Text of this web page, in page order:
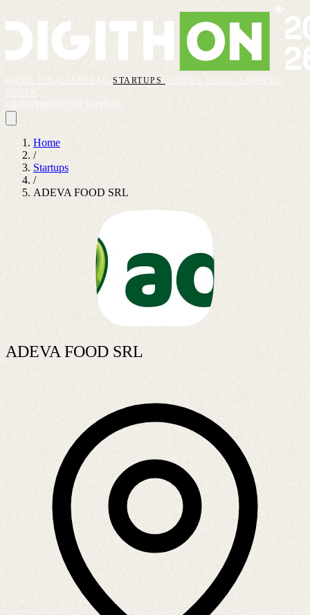
FAQSTARTUPS VIDEOS
REGOLAMENTO
Home
/
Startups
/
ADEVA FOOD SRL
ADEVA FOOD SRL